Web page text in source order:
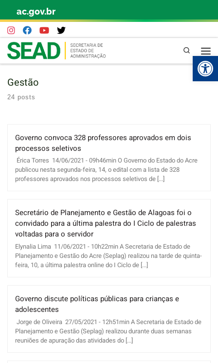
Skip to content
ac.gov.br
Pesquisa
Gestão
24 posts
Governo convoca 328 professores aprovados em dois
processos seletivos
Érica Torres 14/06/2021 - 09h46min O Governo do Estado do Acre
publicou nesta segunda-feira, 14, o edital com a lista de 328
professores aprovados nos processos seletivos de [...]
Secretário de Planejamento e Gestão de Alagoas foi o
convidado para a última palestra do I Ciclo de palestras
voltadas para o servidor
Elynalia Lima 11/06/2021 - 10h22min A Secretaria de Estado de
Planejamento e Gestão do Acre (Seplag) realizou na tarde de quinta-
feira, 10, a última palestra online do I Ciclo de [...]
Governo discute políticas públicas para crianças e
adolescentes
Jorge de Oliveira 27/05/2021 - 12h51min A Secretaria de Estado de
Planejamento e Gestão (Seplag) realizou durante duas semanas
reuniões de apuração das atividades do [...]